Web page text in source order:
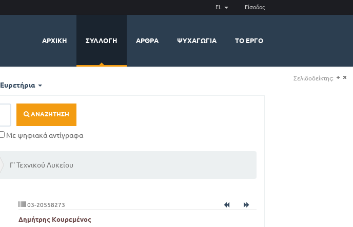
EL Είσοδος
ΑΡΧΙΚΉ ΣΥΛΛΟΓΉ ΆΡΘΡΑ ΨΥΧΑΓΩΓΊΑ ΤΟ ΈΡΓΟ
Ευρετήρια
ΑΝΑΖΉΤΗΣΗ
Με ψηφιακά αντίγραφα
Γ' Τεχνικού Λυκείου
03-20558273
Δημήτρης Κουρεμένος
Σελιδοδείκτης: